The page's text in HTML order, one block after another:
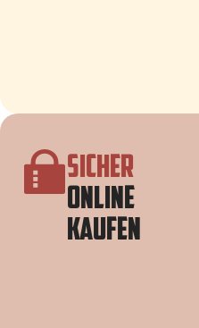
SICHER
ONLINE
KAUFEN